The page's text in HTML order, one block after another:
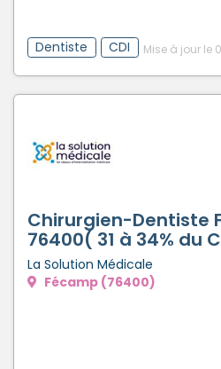
Dentiste CDI Mise à jour le
Chirurgien-Dentiste
76400( 31 à 34% du
La Solution Médicale
Fécamp (76400)